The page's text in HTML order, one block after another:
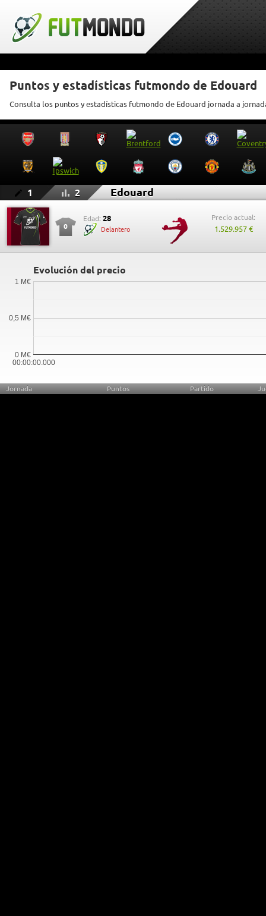
Puntos y estadísticas futmondo de Edouard
Consulta los puntos y estadísticas futmondo de Edouard jornada a
1 2 Edouard
0
Edad: 28
Delantero
Precio actual:
1.529.957 €
Evolución del precio
00:00:00.000
0 M€
0,5 M€
1 M€
Jornada Puntos Partido